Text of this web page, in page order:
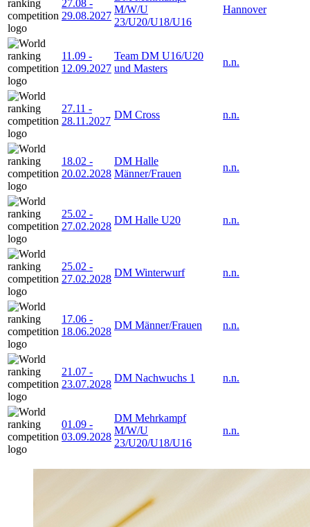
27.08 -
29.08.2027
M/W/U
23/U20/U18/U16
Hannover
11.09 -
12.09.2027
Team DM U16/U20
und Masters
n.n.
27.11 -
28.11.2027
DM Cross n.n.
18.02 -
20.02.2028
DM Halle
Männer/Frauen
n.n.
25.02 -
27.02.2028
DM Halle U20 n.n.
25.02 -
27.02.2028
DM Winterwurf n.n.
17.06 -
18.06.2028
DM Männer/Frauen n.n.
21.07 -
23.07.2028
DM Nachwuchs 1 n.n.
01.09 -
03.09.2028
DM Mehrkampf
M/W/U
23/U20/U18/U16
n.n.